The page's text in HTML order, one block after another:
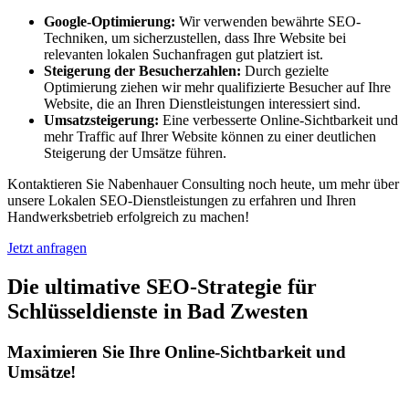
Google-Optimierung: Wir verwenden bewährte SEO-
Techniken, um sicherzustellen, dass Ihre Website bei
relevanten lokalen Suchanfragen gut platziert ist.
Steigerung der Besucherzahlen: Durch gezielte
Optimierung ziehen wir mehr qualifizierte Besucher auf Ihre
Website, die an Ihren Dienstleistungen interessiert sind.
Umsatzsteigerung: Eine verbesserte Online-Sichtbarkeit und
mehr Traffic auf Ihrer Website können zu einer deutlichen
Steigerung der Umsätze führen.
Kontaktieren Sie Nabenhauer Consulting noch heute, um mehr über
unsere Lokalen SEO-Dienstleistungen zu erfahren und Ihren
Handwerksbetrieb erfolgreich zu machen!
Jetzt anfragen
Die ultimative SEO-Strategie für
Schlüsseldienste in Bad Zwesten
Maximieren Sie Ihre Online-Sichtbarkeit und
Umsätze!